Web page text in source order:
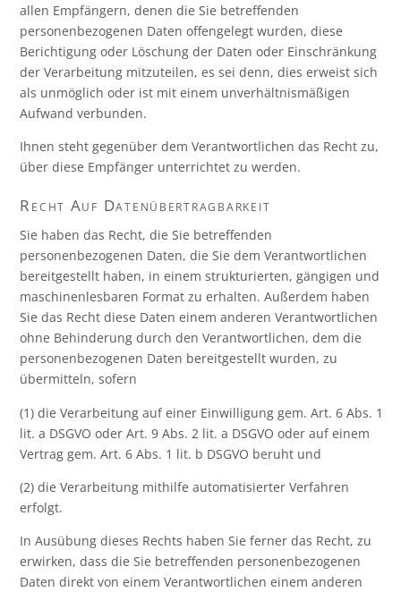
allen Empfängern, denen die Sie betreffenden
personenbezogenen Daten offengelegt wurden, diese
Berichtigung oder Löschung der Daten oder Einschränkung
der Verarbeitung mitzuteilen, es sei denn, dies erweist sich
als unmöglich oder ist mit einem unverhältnismäßigen
Aufwand verbunden.
Ihnen steht gegenüber dem Verantwortlichen das Recht zu,
über diese Empfänger unterrichtet zu werden.
Recht Auf Datenübertragbarkeit
Sie haben das Recht, die Sie betreffenden
personenbezogenen Daten, die Sie dem Verantwortlichen
bereitgestellt haben, in einem strukturierten, gängigen und
maschinenlesbaren Format zu erhalten. Außerdem haben
Sie das Recht diese Daten einem anderen Verantwortlichen
ohne Behinderung durch den Verantwortlichen, dem die
personenbezogenen Daten bereitgestellt wurden, zu
übermitteln, sofern
(1) die Verarbeitung auf einer Einwilligung gem. Art. 6 Abs. 1
lit. a DSGVO oder Art. 9 Abs. 2 lit. a DSGVO oder auf einem
Vertrag gem. Art. 6 Abs. 1 lit. b DSGVO beruht und
(2) die Verarbeitung mithilfe automatisierter Verfahren
erfolgt.
In Ausübung dieses Rechts haben Sie ferner das Recht, zu
erwirken, dass die Sie betreffenden personenbezogenen
Daten direkt von einem Verantwortlichen einem anderen